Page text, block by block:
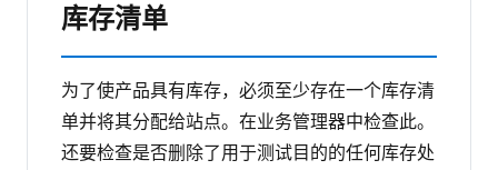
库存清单
为了使产品具有库存，必须至少存在一个库存清
单并将其分配给站点。在业务管理器中检查此。
还要检查是否删除了用于测试目的的任何库存处